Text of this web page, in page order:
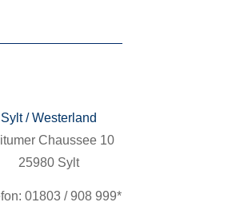
Sylt / West­er­land
Chaussee 10
25980 Sylt
01803 / 908 999*